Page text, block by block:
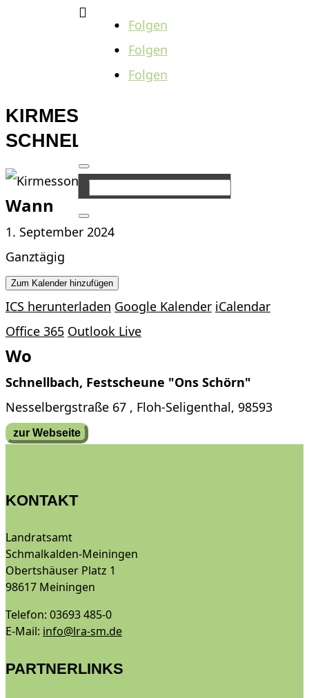

Folgen
Folgen
Folgen
KIRMESSONNTAG IN
SCHNELLBACH
Wann
1. September 2024
Ganztägig
Zum Kalender hinzufügen
ICS herunterladen Google Kalender iCalendar
Office 365 Outlook Live
Wo
Schnellbach, Festscheune "Ons Schörn"
Nesselbergstraße 67 , Floh-Seligenthal, 98593
zur Webseite
KONTAKT
Landratsamt
Schmalkalden-Meiningen
Obertshäuser Platz 1
98617 Meiningen
Telefon: 03693 485-0
E-Mail: info@lra-sm.de
PARTNERLINKS